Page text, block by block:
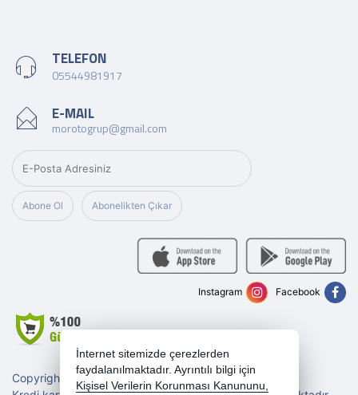
TELEFON
05544981917
E-MAIL
morotogrup@gmail.com
Abone Ol Abonelikten Çıkar
Copyright 2026 morotogrup.com - Tüm hakları saklıdır.
Facebook
Instagram
İnternet sitemizde çerezlerden
faydalanılmaktadır. Ayrıntılı bilgi için
Kişisel Verilerin Korunması Kanununu,